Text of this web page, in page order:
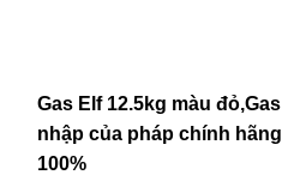
Gas Elf 12.5kg màu đỏ,Gas
nhập của pháp chính hãng
100%